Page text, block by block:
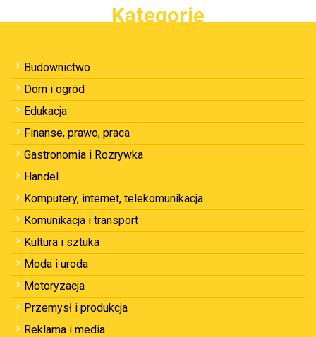
Kategorie
Budownictwo
Dom i ogród
Edukacja
Finanse, prawo, praca
Gastronomia i Rozrywka
Handel
Komputery, internet, telekomunikacja
Komunikacja i transport
Kultura i sztuka
Moda i uroda
Motoryzacja
Przemysł i produkcja
Reklama i media